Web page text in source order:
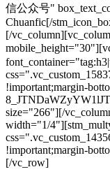
信公众号"
Chuanfic[/
[/
!important;margin-
size="266"][/
width="1/
!important;margin-
[/vc_row]